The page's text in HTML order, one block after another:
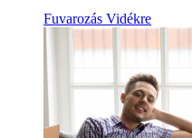
Fuvarozás Vidékre